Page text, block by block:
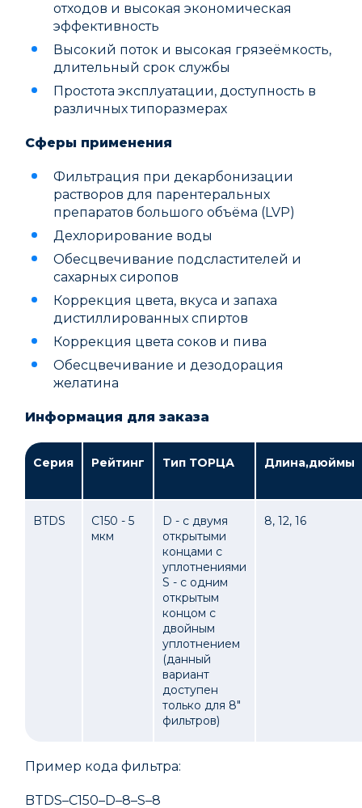
отходов и высокая экономическая
эффективность
Высокий поток и высокая грязеёмкость,
длительный срок службы
Простота эксплуатации, доступность в
различных типоразмерах
Сферы применения
Фильтрация при декарбонизации
растворов для парентеральных
препаратов большого объёма (LVP)
Дехлорирование воды
Обесцвечивание подсластителей и
сахарных сиропов
Коррекция цвета, вкуса и запаха
дистиллированных спиртов
Коррекция цвета соков и пива
Обесцвечивание и дезодорация
желатина
Информация для заказа
Серия Рейтинг Тип ТОРЦА Длина,дюймы
BTDS
C150 - 5
мкм
D - с двумя
открытыми
концами с
уплотнениями
S - с одним
открытым
концом с
двойным
уплотнением
(данный
вариант
доступен
только для 8"
фильтров)
8, 12, 16
Пример кода фильтра:
BTDS–C150–D–8–S–8